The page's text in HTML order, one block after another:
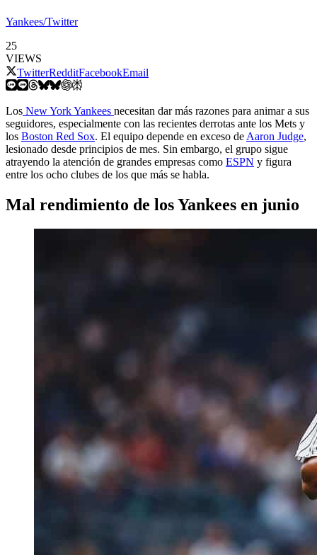
Yankees/Twitter
25
VIEWS
TwitterRedditFacebookEmail
Los New York Yankees necesitan dar más razones para animar a sus
seguidores, especialmente con las recientes derrotas ante los Mets y
los Boston Red Sox. El equipo depende en exceso de Aaron Judge,
lesionado desde principios de mes. Sin embargo, el grupo sigue
atrayendo la atención de grandes empresas como ESPN y figura
entre los ocho clubes de los que más se habla.
Mal rendimiento de los Yankees en junio